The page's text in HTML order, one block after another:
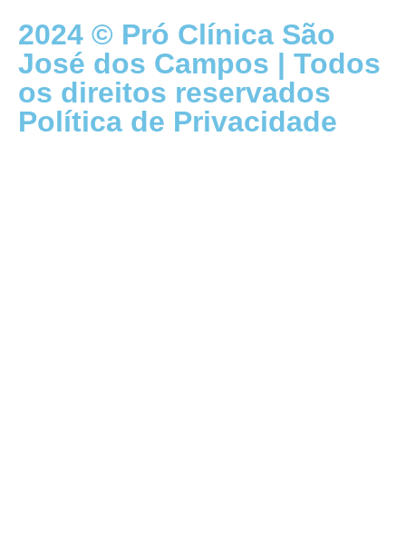
2024 © Pró Clínica São
José dos Campos | Todos
os direitos reservados
Política de Privacidade